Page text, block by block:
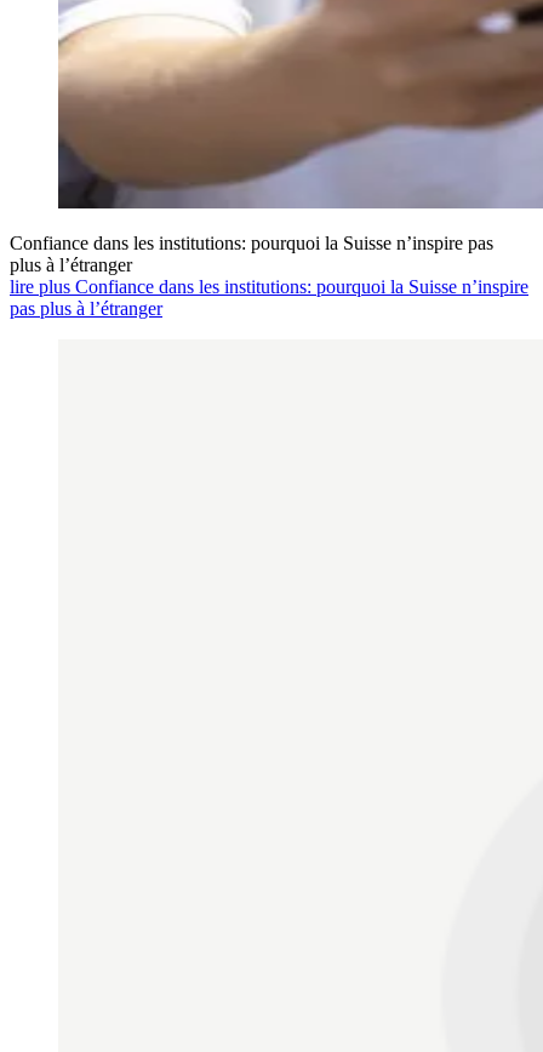
Confiance dans les institutions: pourquoi la Suisse n’inspire pas
plus à l’étranger
lire plus Confiance dans les institutions: pourquoi la Suisse n’inspire
pas plus à l’étranger